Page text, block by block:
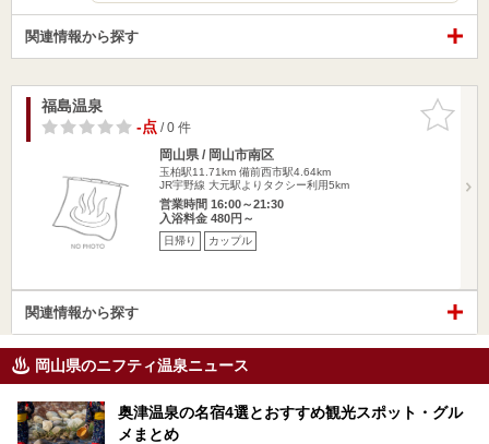
関連情報から探す
お気に入
りに追加
福島温泉
-点/ 0 件
岡山県 / 岡山市南区
玉柏駅11.71km 備前西市駅4.64km
JR宇野線 大元駅よりタクシー利用5km
営業時間 16:00～21:30
入浴料金 480円～
日帰り カップル
関連情報から探す
岡山県のニフティ温泉ニュース
奥津温泉の名宿4選とおすすめ観光スポット・グル
メまとめ